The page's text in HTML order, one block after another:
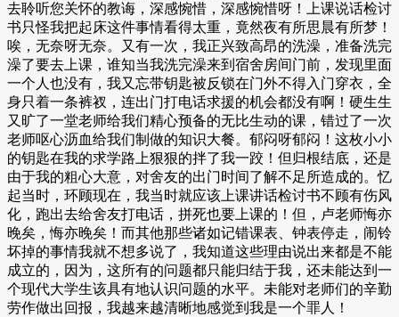
去聆听您关怀的教诲，深感惋惜，深感惋惜呀！上课说话检讨
书只怪我把起床这件事情看得太重，竟然夜有所思晨有所梦！
唉，无奈呀无奈。又有一次，我正兴致高昂的洗澡，准备洗完
澡了要去上课，谁知当我洗完澡来到宿舍房间门前，发现里面
一个人也没有，我又忘带钥匙被反锁在门外不得入门穿衣，全
身只着一条裤衩，连出门打电话求援的机会都没有啊！硬生生
又旷了一堂老师给我们精心预备的无比生动的课，错过了一次
老师呕心沥血给我们制做的知识大餐。郁闷呀郁闷！这枚小小
的钥匙在我的求学路上狠狠的拌了我一跤！但归根结底，还是
由于我的粗心大意，对舍友的出门时间了解不足所造成的。忆
起当时，环顾现在，我当时就应该上课讲话检讨书不顾有伤风
化，跑出去给舍友打电话，拼死也要上课的！但，卢老师悔亦
晚矣，悔亦晚矣！而其他那些诸如记错课表、钟表停走，闹铃
坏掉的事情我就不想多说了，我知道这些理由说出来都是不能
成立的，因为，这所有的问题都只能归结于我，还未能达到一
个现代大学生该具有地认识问题的水平。未能对老师们的辛勤
劳作做出回报，我越来越清晰地感觉到我是一个罪人！